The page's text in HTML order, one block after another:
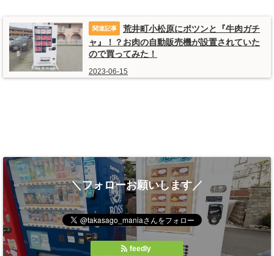
荒井町小松原にポツンと『牛肉ガチ
ャ』！？お肉の自動販売機が設置されていた
ので買ってみた！
2023-06-15
＼フォローお願いします／
feedly